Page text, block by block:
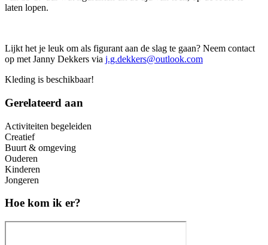
laten lopen.
Lijkt het je leuk om als figurant aan de slag te gaan? Neem contact
op met Janny Dekkers via j.g.dekkers@outlook.com
Kleding is beschikbaar!
Gerelateerd aan
Activiteiten begeleiden
Creatief
Buurt & omgeving
Ouderen
Kinderen
Jongeren
Hoe kom ik er?